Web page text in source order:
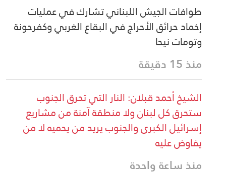
طوافات الجيش اللبناني تشارك في عمليات
إخماد حرائق الأحراج في البقاع الغربي وكفرحونة
وتومات نيحا
منذ 15 دقيقة
الشيخ أحمد قبلان: النار التي تحرق الجنوب
ستحرق كل لبنان ولا منطقة آمنة من مشاريع
إسرائيل الكبرى والجنوب يريد من يحميه لا من
يفاوض عليه
منذ ساعة واحدة